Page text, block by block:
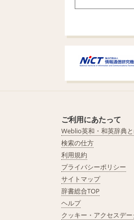
ご利用にあたって
Weblio英和・和英辞典
検索の仕方
利用規約
プライバシーポリシー
サイトマップ
辞書総合TOP
ヘルプ
クッキー・アクセスデ